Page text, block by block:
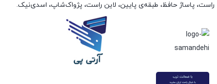
راست، پاساژ حافظ، طبقه‌ی پایین، لاین راست، پژواک‌شاپ، اسدی‌نیک.